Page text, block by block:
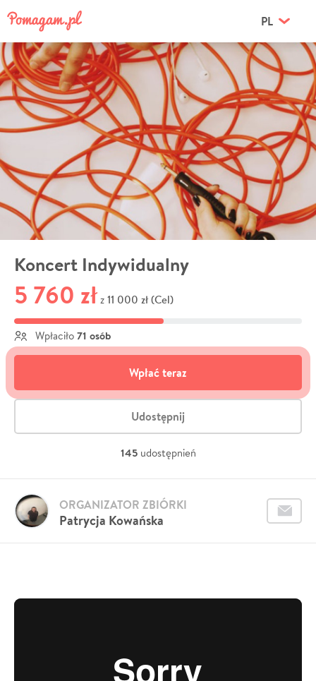
PL
Koncert Indywidualny
5 760 zł z 11 000 zł (Cel)
Wpłaciło 71 osób
Wpłać teraz
Udostępnij
145 udostępnień
Patrycja Kowańska
ORGANIZATOR ZBIÓRKI